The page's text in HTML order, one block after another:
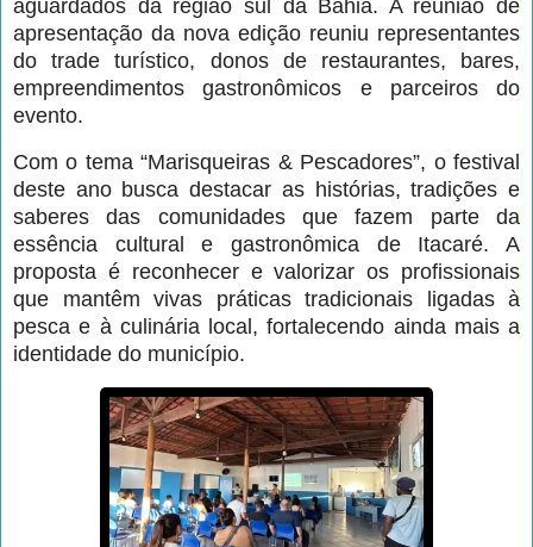
aguardados da região sul da Bahia. A reunião de
apresentação da nova edição reuniu representantes
do trade turístico, donos de restaurantes, bares,
empreendimentos gastronômicos e parceiros do
evento.
Com o tema “Marisqueiras & Pescadores”, o festival
deste ano busca destacar as histórias, tradições e
saberes das comunidades que fazem parte da
essência cultural e gastronômica de Itacaré. A
proposta é reconhecer e valorizar os profissionais
que mantêm vivas práticas tradicionais ligadas à
pesca e à culinária local, fortalecendo ainda mais a
identidade do município.